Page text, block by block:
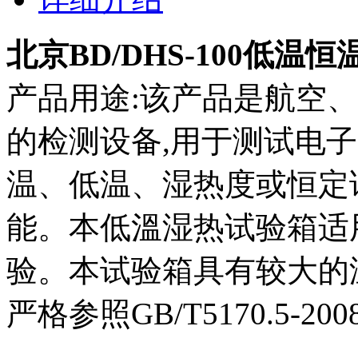
北京BD/DHS-100低温恒
产品用途:该产品是航空
的检测设备,用于测试电
温、低温、湿热度或恒
能。本低溫湿热试验箱
验。本试验箱具有较大
严格参照GB/T5170.5-